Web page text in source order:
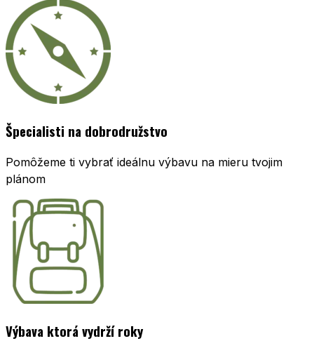
Špecialisti na dobrodružstvo
Pomôžeme ti vybrať ideálnu výbavu na mieru tvojim
plánom
Výbava ktorá vydrží roky